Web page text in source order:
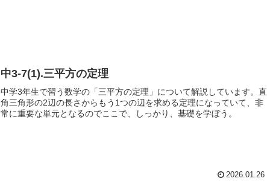
中3-7(1).三平方の定理
中学3年生で習う数学の「三平方の定理」について解説しています。直
角三角形の2辺の長さからもう1つの辺を求める定理になっていて、非
常に重要な単元となるのでここで、しっかり、基礎を学ぼう。
2026.01.26